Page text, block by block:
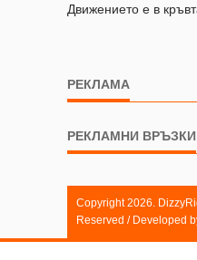
Движението е в
РЕКЛАМА
РЕКЛАМНИ ВРЪЗКИ
Copyright 2026.
Reserved / Developed